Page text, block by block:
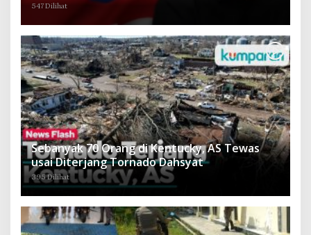
547 Dilihat
Sebanyak 70 Orang di Kentucky, AS Tewas
usai Diterjang Tornado Dahsyat
395 Dilihat